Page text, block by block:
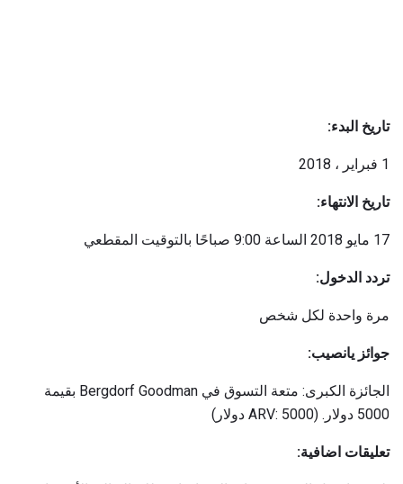
تاريخ البدء:
1 فبراير ، 2018
تاريخ الانتهاء:
17 مايو 2018 الساعة 9:00 صباحًا بالتوقيت المقطعي
تردد الدخول:
مرة واحدة لكل شخص
جوائز يانصيب:
الجائزة الكبرى: متعة التسوق في Bergdorf Goodman بقيمة
5000 دولار. (ARV: 5000 دولار)
تعليقات اضافية: